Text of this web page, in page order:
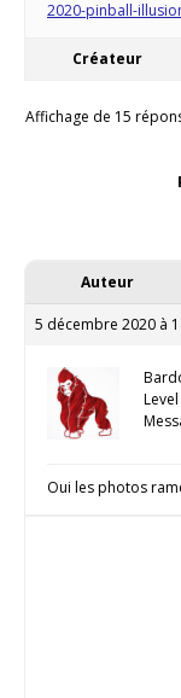
2020-pinball-
Créateur
Affichage de 15
Auteur
5 décembre 2020 à
Oui les photos